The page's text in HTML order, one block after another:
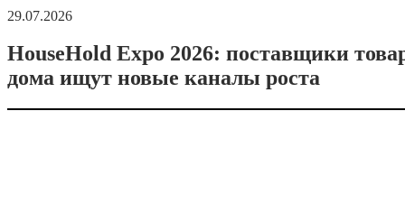
29.07.2026
HouseHold Expo 2026: поставщики
дома ищут новые каналы роста